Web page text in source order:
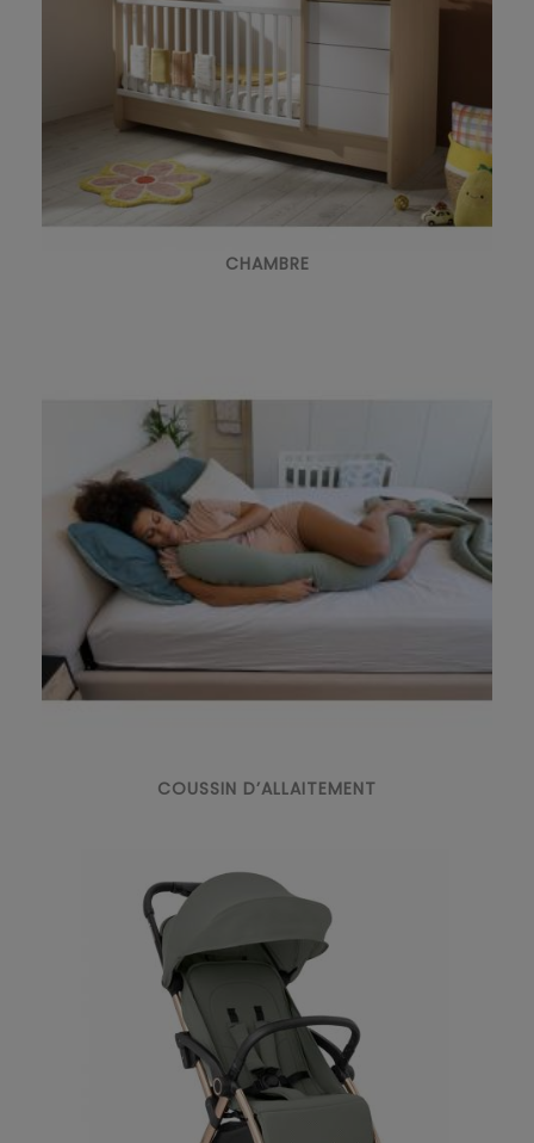
CHAMBRE
COUSSIN D’ALLAITEMENT